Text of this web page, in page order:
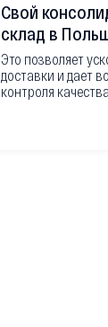
Свой
склад в
Это позволяет
доставки и дает
контроля